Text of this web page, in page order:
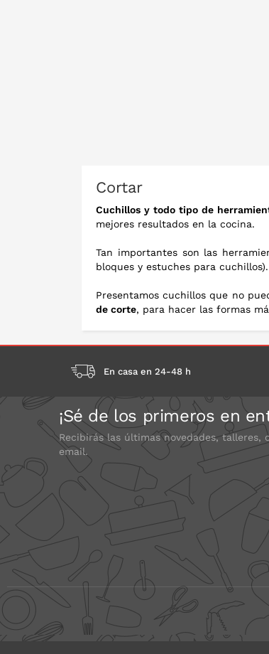
Cortar
Cuchillos y todo tipo de
mejores resultados en la cocina.
Tan importantes son las
bloques y estuches para cuchillos).
Presentamos cuchillos que no
de corte, para hacer las formas
En casa en 24-48 h
¡Sé de los primeros en
Recibirás las últimas novedades, talleres,
email.